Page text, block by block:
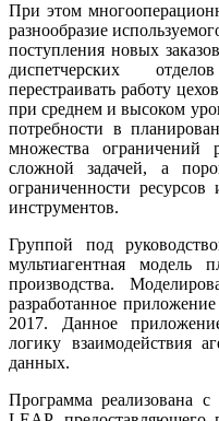
При этом
разнообразие
поступления новых
диспетчерских
перестраивать работу
при среднем и высоком
потребности в
множества ограничений
сложной задачей, а
ограниченности
инструментов.
Группой под
мультиагентная модель
производства.
разработанное
2017. Данное
логику взаимодействия
данных.
Программа реализована